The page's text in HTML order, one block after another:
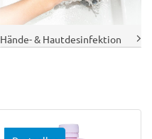
Hände- & Hautdesinfektion